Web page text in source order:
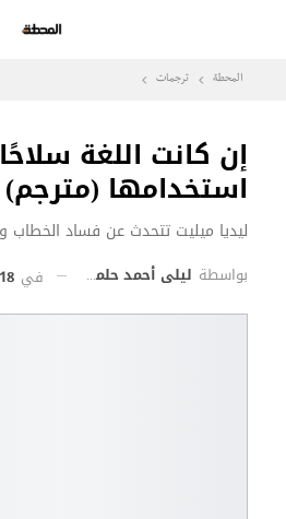
المحطة ترجمات
إن كانت اللغة
استخدامها (مترجم)
ليديا ميليت تتحدث عن فساد الخطاب
بواسطة ليلى أحمد حلمي في 18 يونيو 2020